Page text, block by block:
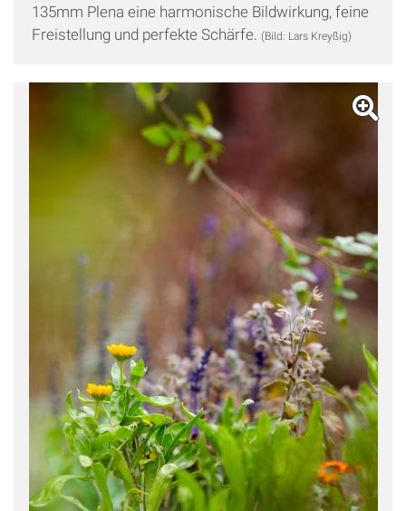
135mm Plena eine harmonische Bildwirkung, feine
Freistellung und perfekte Schärfe. (Bild: Lars Kreyßig)